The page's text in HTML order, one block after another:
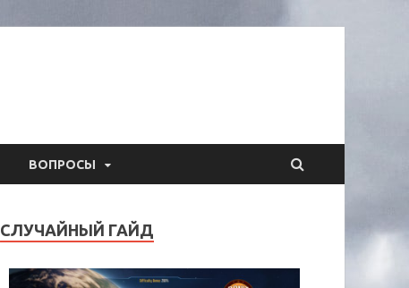
ВОПРОСЫ
СЛУЧАЙНЫЙ ГАЙД